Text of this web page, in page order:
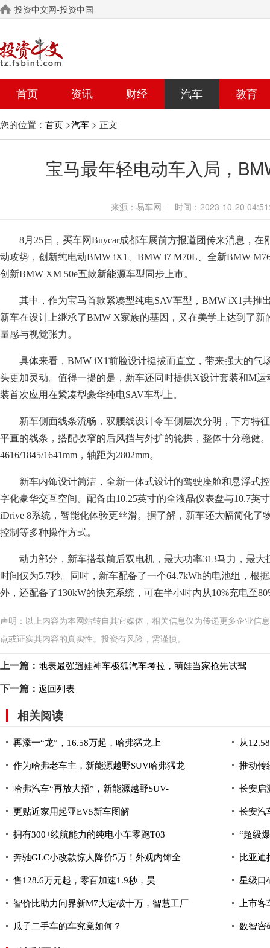
投资中文网-投资中国
首页 资讯 财经 汽车 教育
您的位置： 首页 >汽车 > 正文
宝马最年轻电动车入局，
来源： 易车网 ┆ 时间： 2023-10-20
8月25日，买车网Buycar成都车展前方报道团传来消息，
动攻势，创新纯电动BMW iX1、BMW i7 M70L、全新BMW
创新BMW XM 50e五款新能源车型同步上市。
其中，作为宝马首款紧凑型纯电SAV车型，BMW iX1共推
新车在设计上继承了BMW X家族的基因，又在美学上达到了
量感与视觉张力。
具体来看，BMW iX1前脸设计挺拔而直立，带来强大的气
头更加灵动。值得一提的是，新车还同时提供X设计套装和M
装首次应用在紧凑型豪华纯电SAV车型上。
新车侧面线条流畅，双腰线设计令车侧层次分明，下方特
平直的线条，搭配收窄的后风挡与外扩的轮拱，整体十分稳健
4616/1845/1641mm，轴距为2802mm。
新车内饰设计简洁，全新一体式设计的驾驶座舱和悬浮式
字化豪华交互空间。配备由10.25英寸的全液晶仪表盘与10.7英
iDrive 8系统，智能化体验更丝滑。据了解，新车还大幅简化了
控制等多种操作方式。
动力部分，新车搭载前后双电机，最大功率313马力，最大
时间仅为5.7秒。同时，新车配备了一个64.7kWh的电池组，根
外，还配备了130kW的快充系统，可在半小时内从10%充电至
声明：以上内容为本网站转自其它媒体，相关信息仅为传递更多企业信
点或证实其内容的真实性。投资有风险，需谨慎。
上一篇： 地表最强遛娃神车极狐汽车考拉，萌娃当家抢先试驾
下一篇： 返回列表
相关阅读
再添一“龙”，16.58万起，哈弗猛龙上 从
作为哈弗老车主，新能源越野SUV哈弗猛龙 推动传
哈弗汽车“再放大招”，新能源越野SUV- 长安启
更贴近家用起亚EV5新车图解 长安汽
拥有300+续航能力的纯电小车零跑T03 “超级
奔驰GLC小改款惊人降价5万！外观内饰全 比亚迪
售128.6万元起，零百加速1.9秒，昊 星级口
智价比助力问界新M7大定破十万，智慧工厂 上市
瓜子二手车的车究竟如何？ 数智密